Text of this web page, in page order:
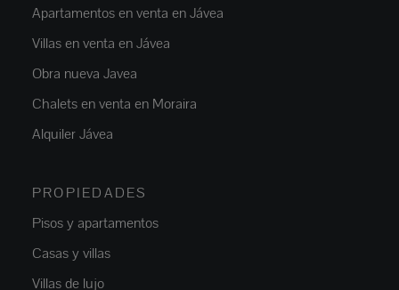
Apartamentos en venta en Jávea
Villas en venta en Jávea
Obra nueva Javea
Chalets en venta en Moraira
Alquiler Jávea
PROPIEDADES
Pisos y apartamentos
Casas y villas
Villas de lujo